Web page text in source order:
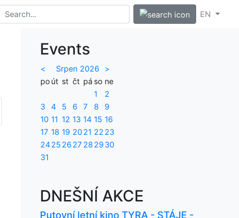
EN
Events
< Srpen 2026
>
po út st čt pá so ne
1
2
3
4 5 6 7 8
9
10 11 12 13 14 15 16
17 18 19 20 21 22 23
2425 26 27 28 29 30
31
DNEŠNÍ AKCE
Putovní letní kino TYRA - STÁJE -